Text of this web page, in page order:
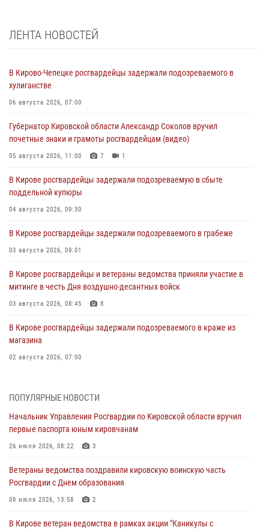
ЛЕНТА НОВОСТЕЙ
В Кирово-Чепецке росгвардейцы задержали подозреваемого в
хулиганстве
06 августа 2026, 07:00
Губернатор Кировской области Александр Соколов вручил
почетные знаки и грамоты росгвардейцам (видео)
05 августа 2026, 11:00 7 1
В Кирове росгвардейцы задержали подозреваемую в сбыте
поддельной купюры
04 августа 2026, 09:30
В Кирове росгвардейцы задержали подозреваемого в грабеже
03 августа 2026, 09:01
В Кирове росгвардейцы и ветераны ведомства приняли участие в
митинге в честь Дня воздушно-десантных войск
03 августа 2026, 08:45 8
В Кирове росгвардейцы задержали подозреваемого в краже из
магазина
02 августа 2026, 07:00
Российской Федерации
В Росгвардии вспоминают российских воинов, погибших в Первой
мировой войне 1914-1918 годов
В Кирове офицер Росгвардии стал победителем открытого
шахматного турнира
ПОПУЛЯРНЫЕ НОВОСТИ
Начальник Управления Росгвардии по Кировской области вручил
первые паспорта юным кировчанам
26 июля 2026, 08:22 3
Ветераны ведомства поздравили кировскую воинскую часть
Росгвардии с Днем образования
09 июля 2026, 13:58 2
В Кирове ветеран ведомства в рамках акции "Каникулы с